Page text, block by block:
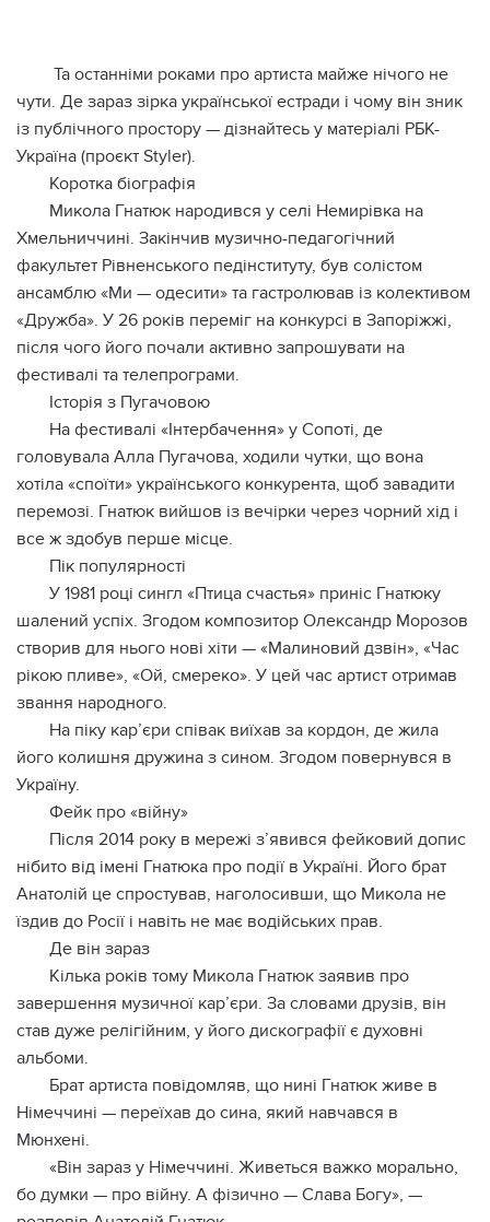
Та останніми роками про артиста майже нічого не
чути. Де зараз зірка української естради і чому він зник
із публічного простору — дізнайтесь у матеріалі РБК-
Україна (проєкт Styler).
Коротка біографія
Микола Гнатюк народився у селі Немирівка на
Хмельниччині. Закінчив музично-педагогічний
факультет Рівненського педінституту, був солістом
ансамблю «Ми — одесити» та гастролював із колективом
«Дружба». У 26 років переміг на конкурсі в Запоріжжі,
після чого його почали активно запрошувати на
фестивалі та телепрограми.
Історія з Пугачовою
На фестивалі «Інтербачення» у Сопоті, де
головувала Алла Пугачова, ходили чутки, що вона
хотіла «споїти» українського конкурента, щоб завадити
перемозі. Гнатюк вийшов із вечірки через чорний хід і
все ж здобув перше місце.
Пік популярності
У 1981 році сингл «Птица счастья» приніс Гнатюку
шалений успіх. Згодом композитор Олександр Морозов
створив для нього нові хіти — «Малиновий дзвін», «Час
рікою пливе», «Ой, смереко». У цей час артист отримав
звання народного.
На піку кар’єри співак виїхав за кордон, де жила
його колишня дружина з сином. Згодом повернувся в
Україну.
Фейк про «війну»
Після 2014 року в мережі з’явився фейковий допис
нібито від імені Гнатюка про події в Україні. Його брат
Анатолій це спростував, наголосивши, що Микола не
їздив до Росії і навіть не має водійських прав.
Де він зараз
Кілька років тому Микола Гнатюк заявив про
завершення музичної кар’єри. За словами друзів, він
став дуже релігійним, у його дискографії є духовні
альбоми.
Брат артиста повідомляв, що нині Гнатюк живе в
Німеччині — переїхав до сина, який навчався в
Мюнхені.
«Він зараз у Німеччині. Живеться важко морально,
бо думки — про війну. А фізично — Слава Богу», —